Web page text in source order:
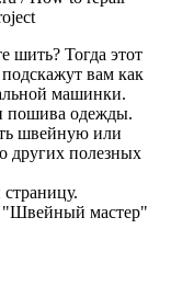
шить? Тогда этот
вам как
машинки.
пошива одежды.
швейную или
других полезных
"Швейный мастер"